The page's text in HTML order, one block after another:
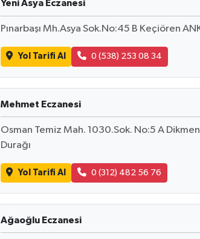
Yeni Asya Eczanesi
Pınarbaşı Mh.Asya Sok.No:45 B Keçiören
Yol Tarifi Al 0 (538) 253 08 34
Mehmet Eczanesi
Osman Temiz Mah. 1030.Sok. No:5 A
Durağı
Yol Tarifi Al 0 (312) 482 56 76
Ağaoğlu Eczanesi